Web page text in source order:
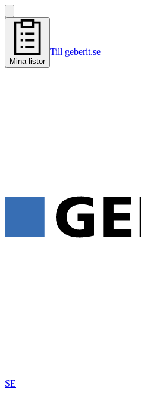
Mina listor
Till geberit.se
SE